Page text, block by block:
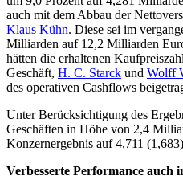
auch mit dem Abbau der
Klaus Kühn. Diese sei im
Milliarden auf 12,2 Milliarden
hätten die erhaltenen
Geschäft, H. C. Starck und Wolff
des operativen Cashflows
Unter Berücksichtigung des
Geschäften in Höhe von 2,4
Konzernergebnis auf 4,711
Verbesserte Performance auch